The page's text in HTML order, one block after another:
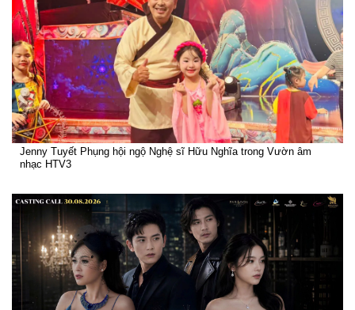
Jenny Tuyết Phụng hội ngộ Nghệ sĩ Hữu Nghĩa trong Vườn âm
nhạc HTV3